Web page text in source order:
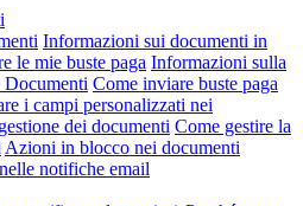
Informazioni sui documenti in
le mie buste paga Informazioni sulla
Documenti Come inviare buste paga
i campi personalizzati nei
dei documenti Come gestire la
Azioni in blocco nei documenti
notifiche email